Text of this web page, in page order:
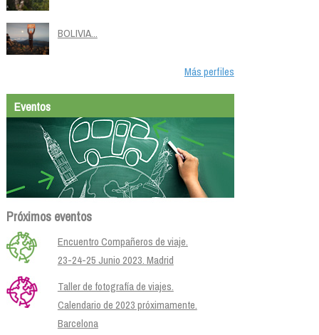
BOLIVIA...
Más perfiles
Eventos
Próximos eventos
Encuentro Compañeros de viaje.
23-24-25 Junio 2023. Madrid
Taller de fotografía de viajes.
Calendario de 2023 próximamente.
Barcelona